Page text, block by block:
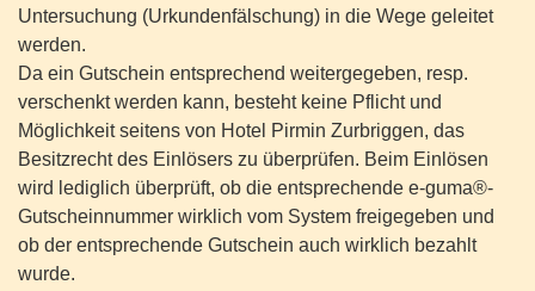
Untersuchung (Urkundenfälschung) in die Wege geleitet
werden.
Da ein Gutschein entsprechend weitergegeben, resp.
verschenkt werden kann, besteht keine Pflicht und
Möglichkeit seitens von Hotel Pirmin Zurbriggen, das
Besitzrecht des Einlösers zu überprüfen. Beim Einlösen
wird lediglich überprüft, ob die entsprechende e-guma®-
Gutscheinnummer wirklich vom System freigegeben und
ob der entsprechende Gutschein auch wirklich bezahlt
wurde.